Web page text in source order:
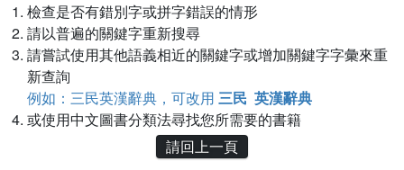
史是一群喵 、
獎 臺灣漫遊錄
登輝時代 、 數學女孩：黎曼猜想 、
檢查是否有錯別字或拼字錯誤的情形
請以普遍的關鍵字重新搜尋
請嘗試使用其他語義相近的關鍵字或增加關鍵字字彙來重
新查詢
例如：三民英漢辭典，可改用 三民 英漢辭典
或使用中文圖書分類法尋找您所需要的書籍
請回上一頁